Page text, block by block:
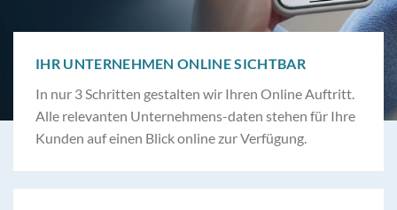
IHR UNTERNEHMEN ONLINE SICHTBAR
In nur 3 Schritten gestalten wir Ihren Online Auftritt.
Alle relevanten Unternehmens-daten stehen für Ihre
Kunden auf einen Blick online zur Verfügung.